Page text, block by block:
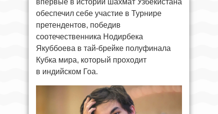
впервые в истории шахмат Узбекистана
обеспечил себе участие в Турнире
претендентов, победив
соотечественника Нодирбека
Якуббоева в тай-брейке полуфинала
Кубка мира, который проходит
в индийском Гоа.